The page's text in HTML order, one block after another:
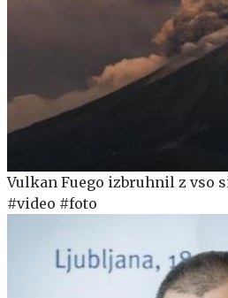
Vulkan Fuego izbruhnil z vso
#video #foto